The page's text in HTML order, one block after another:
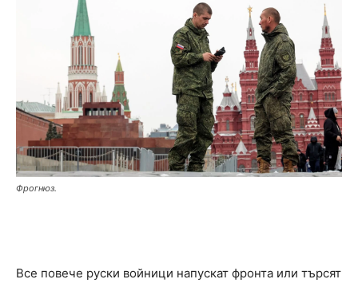
Фрогнюз.
Все повече руски войници напускат фронта или търсят